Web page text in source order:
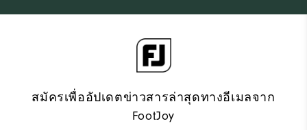
สมัครเพื่ออัปเดตข่าวสารล่าสุดทางอีเมลจาก
FootJoy